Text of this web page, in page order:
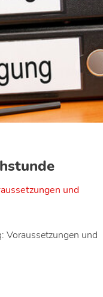
und
Voraussetzungen und